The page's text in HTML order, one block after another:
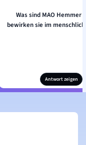
Was sind MAO Hemmer
bewirken sie im
Antwort zeigen